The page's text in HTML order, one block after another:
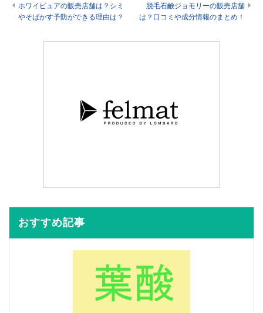
ホワイピュアの販売店舗は？シミ
やそばかす予防ができる理由は？
脱毛石鹸ジョモリーの販売店舗
は？口コミや成分情報のまとめ！
おすすめ記事